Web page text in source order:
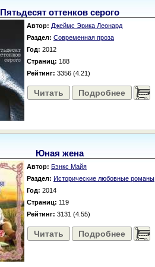
Пятьдесят оттенков серого
Автор: Джеймс Эрика Леонард
Раздел: Современная проза
Год: 2012
Страниц: 188
Рейтинг: 3356 (4.21)
Читать Подробнее ......
Юная жена
Автор: Бэнкс Майя
Раздел: Исторические любовные романы
Год: 2014
Страниц: 119
Рейтинг: 3131 (4.55)
Читать Подробнее ......